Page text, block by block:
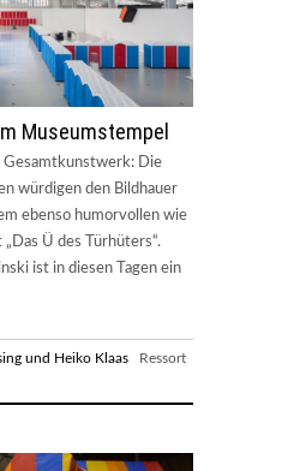
Museumstempel
Gesamtkunstwerk: Die
würdigen den Bildhauer
ebenso humorvollen wie
Ü des Türhüters“.
ist in diesen Tagen ein
und Heiko Klaas Ressort